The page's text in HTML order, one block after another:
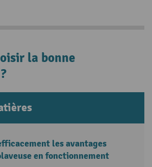
la bonne
les avantages
en fonctionnement